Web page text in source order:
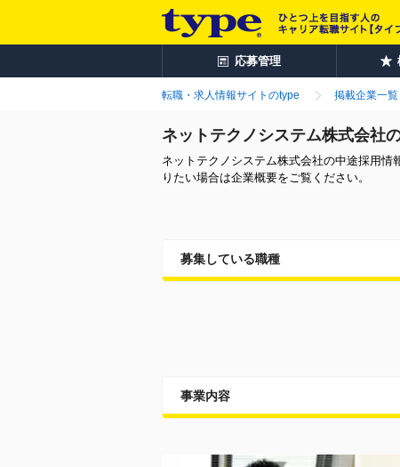
応募管理
転職・求人情報サイトのtype 掲載企業一覧
ネットテクノシステム株式会社
ネットテクノシステム株式会社の中途採用
りたい場合は企業概要をご覧ください。
募集している職種
事業内容